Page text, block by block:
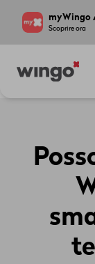
myWingo
Scoprire ora
Main